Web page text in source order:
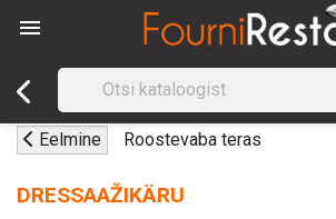

Eelmine Roostevaba teras
DRESSAAŽIKÄRU